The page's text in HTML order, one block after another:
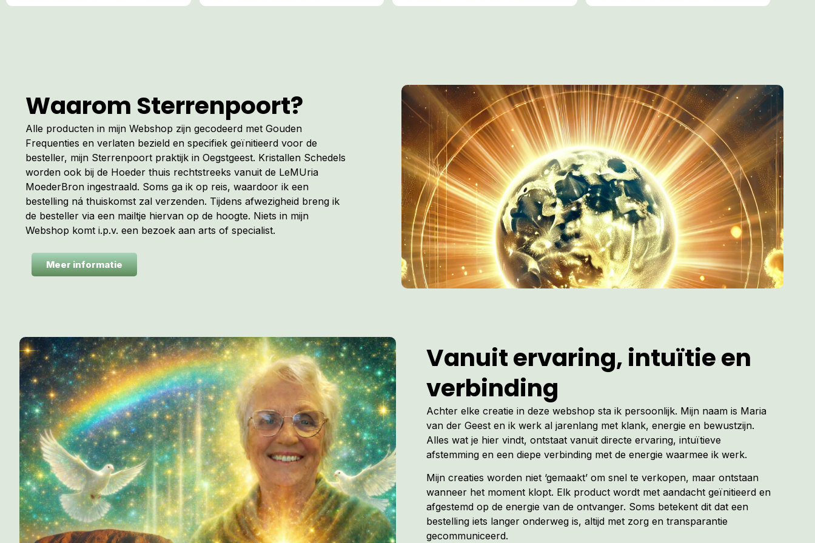
Waarom Sterrenpoort?
Alle producten in mijn Webshop zijn gecodeerd met Gouden
Frequenties en verlaten bezield en specifiek geïnitieerd voor de
besteller, mijn Sterrenpoort praktijk in Oegstgeest. Kristallen Schedels
worden ook bij de Hoeder thuis rechtstreeks vanuit de LeMUria
MoederBron ingestraald. Soms ga ik op reis, waardoor ik een
bestelling ná thuiskomst zal verzenden. Tijdens afwezigheid breng ik
de besteller via een mailtje hiervan op de hoogte. Niets in mijn
Webshop komt i.p.v. een bezoek aan arts of specialist.
Meer informatie
Vanuit ervaring, intuïtie en
verbinding
Achter elke creatie in deze webshop sta ik persoonlijk. Mijn naam is Maria
van der Geest en ik werk al jarenlang met klank, energie en bewustzijn.
Alles wat je hier vindt, ontstaat vanuit directe ervaring, intuïtieve
afstemming en een diepe verbinding met de energie waarmee ik werk.
Mijn creaties worden niet ‘gemaakt’ om snel te verkopen, maar ontstaan
wanneer het moment klopt. Elk product wordt met aandacht geïnitieerd en
afgestemd op de energie van de ontvanger. Soms betekent dit dat een
bestelling iets langer onderweg is, altijd met zorg en transparantie
gecommuniceerd.